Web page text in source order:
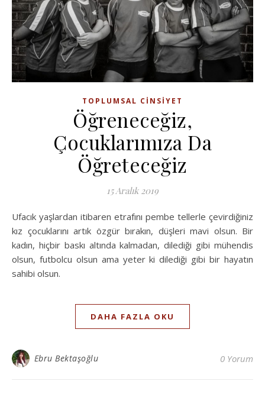
TOPLUMSAL CINSIYET
Öğreneceğiz,
Çocuklarımıza Da
Öğreteceğiz
15 Aralık 2019
Ufacık yaşlardan itibaren etrafını pembe tellerle çevirdiğiniz
kız çocuklarını artık özgür bırakın, düşleri mavi olsun. Bir
kadın, hiçbir baskı altında kalmadan, dilediği gibi mühendis
olsun, futbolcu olsun ama yeter ki dilediği gibi bir hayatın
sahibi olsun.
DAHA FAZLA OKU
Ebru Bektaşoğlu 0 Yorum